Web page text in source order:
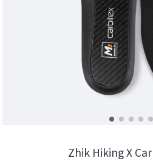
Zhik Hiking X